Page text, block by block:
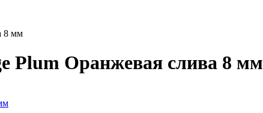
8 мм
Plum Оранжевая слива 8 мм